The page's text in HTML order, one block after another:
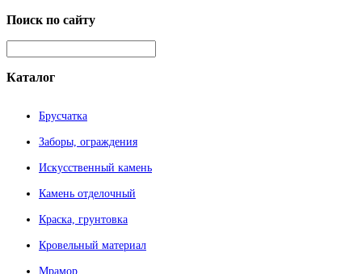
Поиск по сайту
Каталог
Брусчатка
Заборы, ограждения
Искусственный камень
Камень отделочный
Краска, грунтовка
Кровельный материал
Мрамор